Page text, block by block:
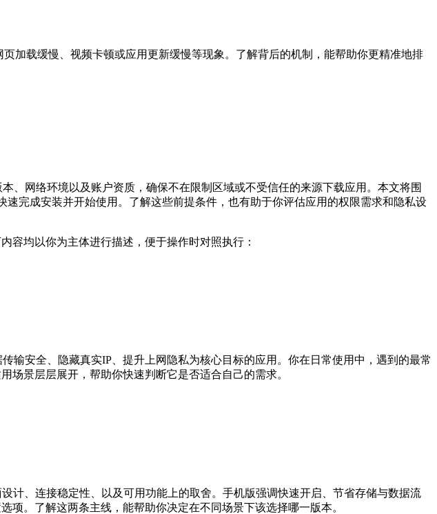
加载缓慢、视频卡顿或应用更新缓慢等现象。了解背后的机制，能帮助你更精准地排
、网络环境以及账户资质，确保不在限制区域或不受信任的来源下载应用。本文将围
完成安装并开始使用。了解这些前提条件，也有助于你评估应用的权限需求和隐私设
容均以你为主体进行描述，便于操作时对照执行：
输安全、隐藏真实IP、提升上网隐私为核心目标的应用。你在日常使用中，遇到的最常
场景层层展开，帮助你快速判断它是否适合自己的需求。
计、连接稳定性、以及可用功能上的取舍。手机版强调快速开启、节省存储与数据流
。了解这两条主线，能帮助你决定在不同场景下该选择哪一版本。